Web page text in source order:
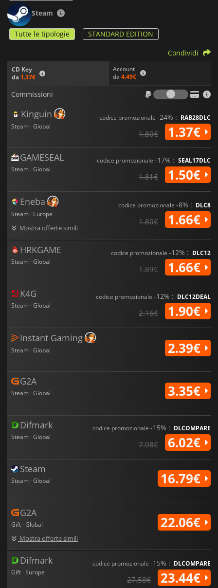
Steam
Tutte le tipologie STANDARD EDITION
CD Key
da 1.37€
Account
da 4.49€
Condividi
Commissioni
Kinguin
Steam · Global
codice promozionale -24% : RAB28DLC
1.80€ 1.37€
GAMESEAL
Steam · Global
codice promozionale -17% : SEAL17DLC
1.81€ 1.50€
Eneba
Steam · Europe
Mostra offerte simili
codice promozionale -8% : DLC8
1.80€ 1.66€
HRKGAME
Steam · Global
codice promozionale -12% : DLC12
1.89€ 1.66€
K4G
Steam · Global
codice promozionale -12% : DLC12DEAL
2.16€ 1.90€
Instant Gaming
Steam · Global 2.39€
G2A
Steam · Global 3.35€
Difmark
Steam · Global
codice promozionale -15% : DLCOMPARE
7.08€ 6.02€
Steam
Steam · Global 16.79€
G2A
Gift · Global
Mostra offerte simili
22.06€
Difmark
Gift · Europe
codice promozionale -15% : DLCOMPARE
27.58€ 23.44€